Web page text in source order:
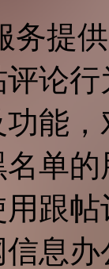
务提
论
能
单
跟
息